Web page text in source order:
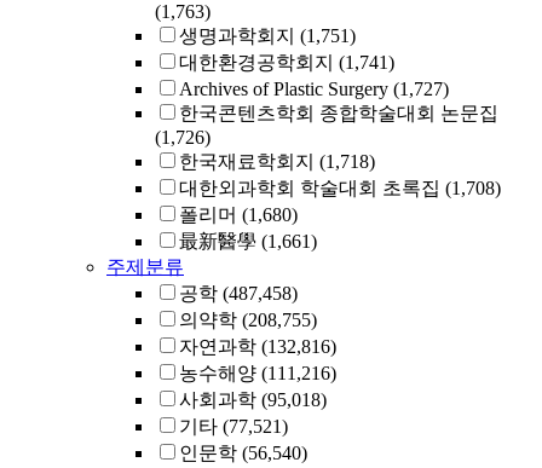
(1,763)
생명과학회지 (1,751)
대한환경공학회지 (1,741)
Archives of Plastic Surgery (1,727)
한국콘텐츠학회 종합학술대회 논문집
(1,726)
한국재료학회지 (1,718)
대한외과학회 학술대회 초록집 (1,708)
폴리머 (1,680)
最新醫學 (1,661)
주제분류
공학 (487,458)
의약학 (208,755)
자연과학 (132,816)
농수해양 (111,216)
사회과학 (95,018)
기타 (77,521)
인문학 (56,540)